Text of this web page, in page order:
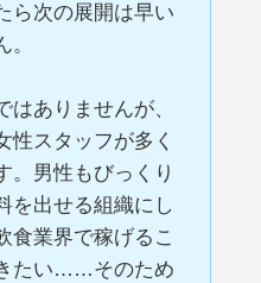
ら次の展開は早い
はありませんが、
性スタッフが多く
。男性もびっくり
を出せる組織にし
食業界で稼げるこ
たい……そのため